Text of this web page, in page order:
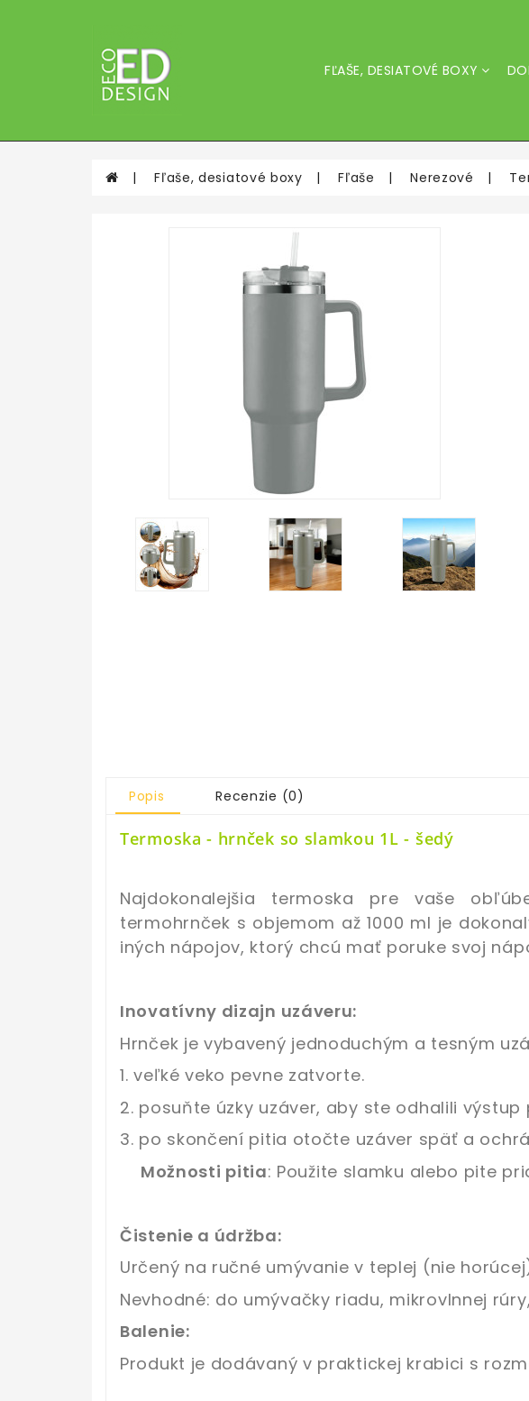
FĽAŠE, DESIATOVÉ BOXY
Fľaše, desiatové boxy Fľaše Nerezové
Popis Recenzie (0)
Termoska - hrnček so slamkou 1L - šedý
Najdokonalejšia termoska pre vaše
termohrnček s objemom až 1000 ml je
iných nápojov, ktorý chcú mať poruke svoj
Inovatívny dizajn uzáveru:
Hrnček je vybavený jednoduchým a tesným
1. veľké veko pevne zatvorte.
2. posuňte úzky uzáver, aby ste odhalili výstup
3. po skončení pitia otočte uzáver späť a
Možnosti pitia: Použite slamku alebo pite
Čistenie a údržba:
Určený na ručné umývanie v teplej (nie
Nevhodné: do umývačky riadu, mikrovlnnej
Balenie:
Produkt je dodávaný v praktickej krabici s